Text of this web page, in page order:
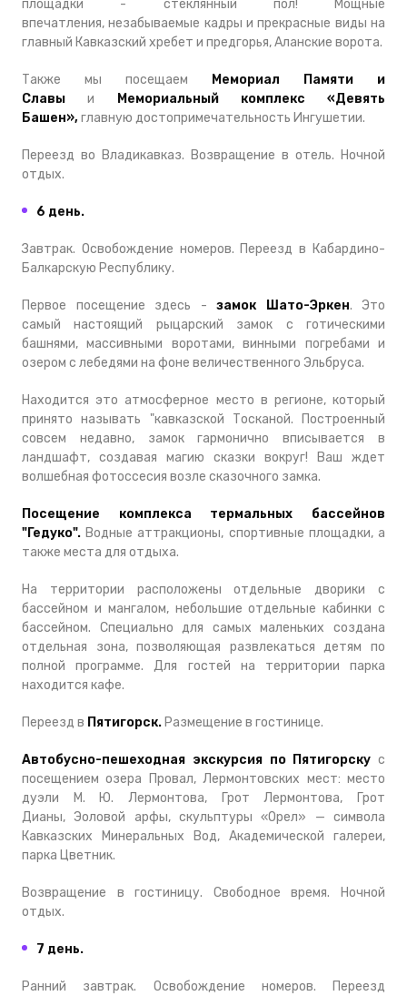
площадки - стеклянный пол! Мощные
впечатления, незабываемые кадры и прекрасные виды на
главный Кавказский хребет и предгорья, Аланские ворота.
Также мы посещаем
Мемориал Памяти и
Славы и
Мемориальный комплекс «Девять
Башен», главную достопримечательность Ингушетии.
Переезд во Владикавказ. Возвращение в отель. Ночной
отдых.
6 день.
Завтрак. Освобождение номеров. Переезд в Кабардино-
Балкарскую Республику.
Первое посещение здесь - замок Шато-Эркен. Это
самый настоящий рыцарский замок с готическими
башнями, массивными воротами, винными погребами и
озером с лебедями на фоне величественного Эльбруса.
Находится это атмосферное место в регионе, который
принято называть "кавказской Тосканой. Построенный
совсем недавно, замок гармонично вписывается в
ландшафт, создавая магию сказки вокруг! Ваш ждет
волшебная фотоссесия возле сказочного замка.
Посещение комплекса термальных бассейнов
"Гедуко". Водные аттракционы, спортивные площадки, а
также места для отдыха.
На территории расположены отдельные дворики с
бассейном и мангалом, небольшие отдельные кабинки с
бассейном. Специально для самых маленьких создана
отдельная зона, позволяющая развлекаться детям по
полной программе. Для гостей на территории парка
находится кафе.
Переезд в Пятигорск. Размещение в гостинице.
Автобусно-пешеходная экскурсия по Пятигорску с
посещением озера Провал, Лермонтовских мест: место
дуэли М. Ю. Лермонтова, Грот Лермонтова, Грот
Дианы, Эоловой арфы, скульптуры «Орел» — символа
Кавказских Минеральных Вод, Академической галереи,
парка Цветник.
Возвращение в гостиницу. Свободное время. Ночной
отдых.
7 день.
Ранний завтрак. Освобождение номеров. Переезд